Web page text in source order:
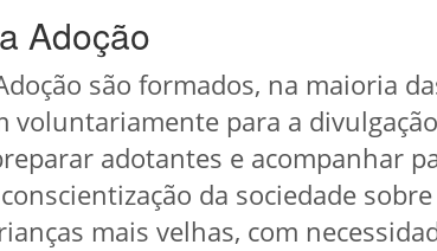
Adoção
são formados, na maioria
voluntariamente para a
adotantes e acompanhar
da sociedade
mais velhas, com